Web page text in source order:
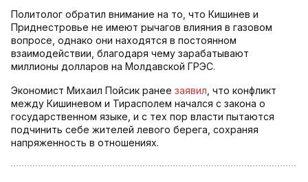
Политолог обратил внимание на то, что Кишинев и
Приднестровье не имеют рычагов влияния в газовом
вопросе, однако они находятся в постоянном
взаимодействии, благодаря чему зарабатывают
миллионы долларов на Молдавской ГРЭС.
Экономист Михаил Пойсик ранее заявил , что конфликт
между Кишиневом и Тирасполем начался с закона о
государственном языке, и с тех пор власти пытаются
подчинить себе жителей левого берега, сохраняя
напряженность в отношениях.